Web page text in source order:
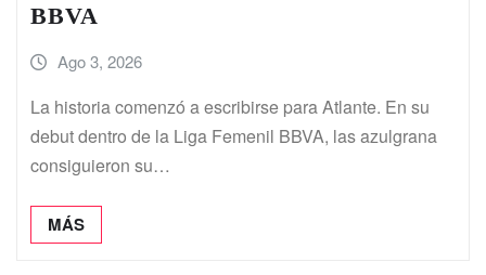
BBVA
Ago 3, 2026
La historia comenzó a escribirse para Atlante. En su
debut dentro de la Liga Femenil BBVA, las azulgrana
consiguieron su…
MÁS